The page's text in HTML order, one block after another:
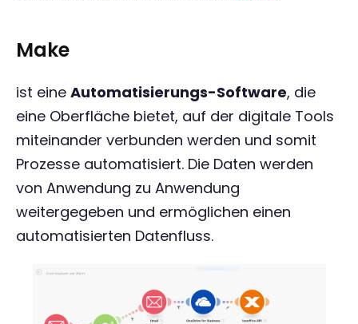
Make
ist eine Automatisierungs-Software, die
eine Oberfläche bietet, auf der digitale Tools
miteinander verbunden werden und somit
Prozesse automatisiert. Die Daten werden
von Anwendung zu Anwendung
weitergegeben und ermöglichen einen
automatisierten Datenfluss.